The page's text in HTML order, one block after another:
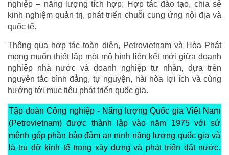
nghiệp – năng lượng tích hợp; Hợp tác đào tạo, chia sẻ
kinh nghiệm quản trị, phát triển chuỗi cung ứng nội địa và
quốc tế.
Thông qua hợp tác toàn diện, Petrovietnam và Hòa Phát
mong muốn thiết lập một mô hình liên kết mới giữa doanh
nghiệp nhà nước và doanh nghiệp tư nhân, dựa trên
nguyên tắc bình đẳng, tự nguyện, hài hòa lợi ích và cùng
hướng tới mục tiêu phát triển quốc gia.
Tập đoàn Công nghiệp - Năng lượng Quốc gia Việt Nam
(Petrovietnam) được thành lập vào năm 1975 với sứ
mệnh góp phần bảo đảm an ninh năng lượng quốc gia và
là trụ đỡ kinh tế trong xây dựng và phát triển đất nước.